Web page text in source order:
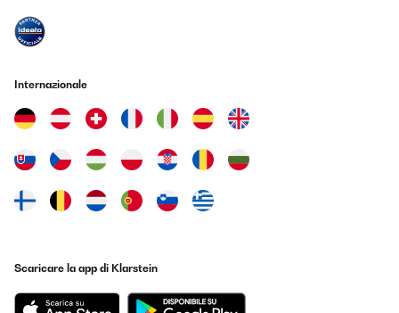
Internazionale
Scaricare la app di Klarstein